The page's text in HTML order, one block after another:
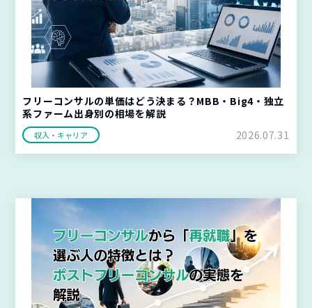
フリーコンサルの単価はどう決まる？MBB・Big4・独立
系ファーム出身別の相場を解説
収入・キャリア 2026.07.31